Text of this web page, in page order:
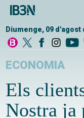
Diumenge, 09 d'agost
ECONOMIA
Els
Nostra ja